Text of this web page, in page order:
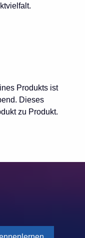
Produkts ist
Dieses
zu Produkt.